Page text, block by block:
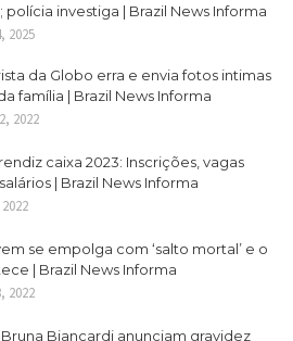
polícia investiga | Brazil News Informa
2025
da Globo erra e envia fotos intimas
família | Brazil News Informa
2022
caixa 2023: Inscrições, vagas
| Brazil News Informa
se empolga com ‘salto mortal’ e o
| Brazil News Informa
2022
Biancardi anunciam gravidez